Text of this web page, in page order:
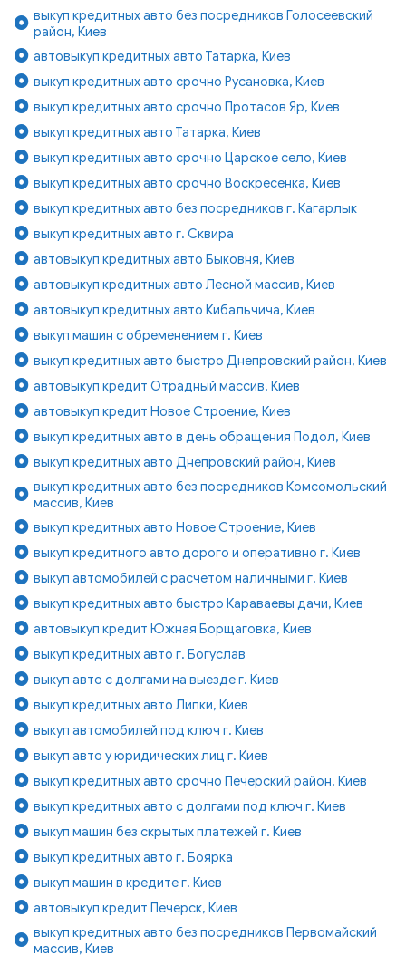
выкуп кредитных авто без посредников Голосеевский
район, Киев
автовыкуп кредитных авто Татарка, Киев
выкуп кредитных авто срочно Русановка, Киев
выкуп кредитных авто срочно Протасов Яр, Киев
выкуп кредитных авто Татарка, Киев
выкуп кредитных авто срочно Царское село, Киев
выкуп кредитных авто срочно Воскресенка, Киев
выкуп кредитных авто без посредников г. Кагарлык
выкуп кредитных авто г. Сквира
автовыкуп кредитных авто Быковня, Киев
автовыкуп кредитных авто Лесной массив, Киев
автовыкуп кредитных авто Кибальчича, Киев
выкуп машин с обременением г. Киев
выкуп кредитных авто быстро Днепровский район, Киев
автовыкуп кредит Отрадный массив, Киев
автовыкуп кредит Новое Строение, Киев
выкуп кредитных авто в день обращения Подол, Киев
выкуп кредитных авто Днепровский район, Киев
выкуп кредитных авто без посредников Комсомольский
массив, Киев
выкуп кредитных авто Новое Строение, Киев
выкуп кредитного авто дорого и оперативно г. Киев
выкуп автомобилей с расчетом наличными г. Киев
выкуп кредитных авто быстро Караваевы дачи, Киев
автовыкуп кредит Южная Борщаговка, Киев
выкуп кредитных авто г. Богуслав
выкуп авто с долгами на выезде г. Киев
выкуп кредитных авто Липки, Киев
выкуп автомобилей под ключ г. Киев
выкуп авто у юридических лиц г. Киев
выкуп кредитных авто срочно Печерский район, Киев
выкуп кредитных авто с долгами под ключ г. Киев
выкуп машин без скрытых платежей г. Киев
выкуп кредитных авто г. Боярка
выкуп машин в кредите г. Киев
автовыкуп кредит Печерск, Киев
выкуп кредитных авто без посредников Первомайский
массив, Киев